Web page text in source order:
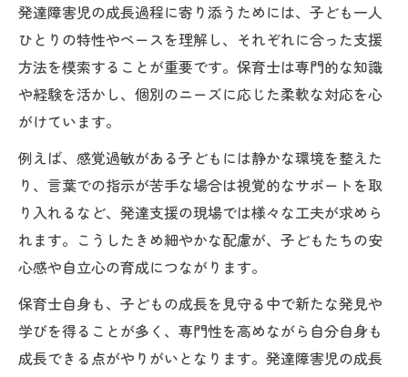
発達障害児の成長過程に寄り添うためには、子ども一人
ひとりの特性やペースを理解し、それぞれに合った支援
方法を模索することが重要です。保育士は専門的な知識
や経験を活かし、個別のニーズに応じた柔軟な対応を心
がけています。
例えば、感覚過敏がある子どもには静かな環境を整えた
り、言葉での指示が苦手な場合は視覚的なサポートを取
り入れるなど、発達支援の現場では様々な工夫が求めら
れます。こうしたきめ細やかな配慮が、子どもたちの安
心感や自立心の育成につながります。
保育士自身も、子どもの成長を見守る中で新たな発見や
学びを得ることが多く、専門性を高めながら自分自身も
成長できる点がやりがいとなります。発達障害児の成長